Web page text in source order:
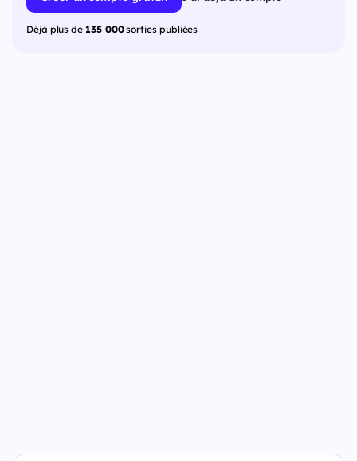
Déjà plus de 135 000sorties publiées